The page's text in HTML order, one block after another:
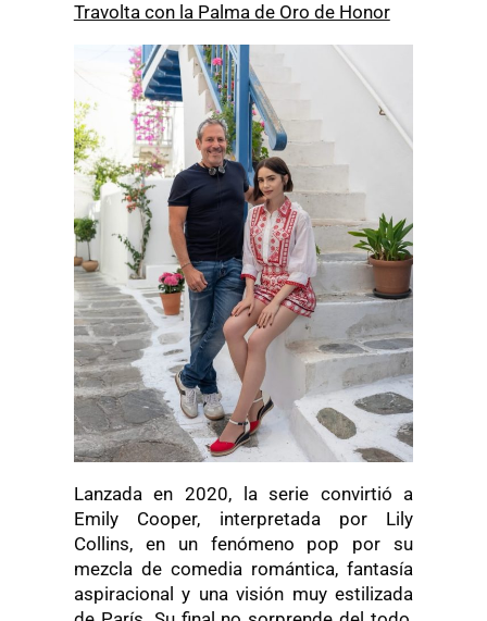
Travolta con la Palma de Oro de Honor
Lanzada en 2020, la serie convirtió a
Emily Cooper, interpretada por Lily
Collins, en un fenómeno pop por su
mezcla de comedia romántica, fantasía
aspiracional y una visión muy estilizada